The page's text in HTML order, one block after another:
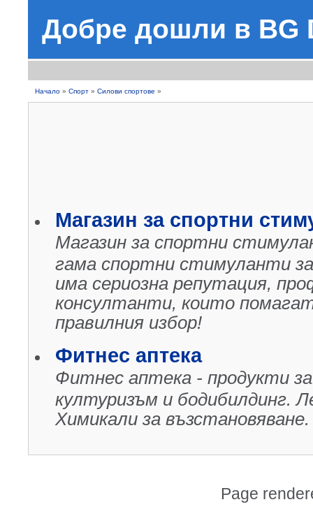
Добре дошли в BG
Начало » Спорт » Силови спортове »
Магазин за спортни
Магазин за спортни
гама спортни стимуланти
има сериозна репутация,
консултанти, които
правилния избор!
Фитнес аптека
Фитнес аптека - продукти
културизъм и бодибилдинг.
Химикали за възстановяване.
Page